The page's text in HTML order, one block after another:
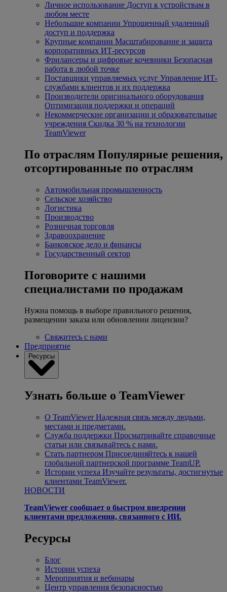
Личное использование Доступ к устройствам в
любом месте
Небольшие компании Упрощенный удаленный
доступ и поддержка
Крупные компании Масштабирование и защита
корпоративных ИТ-ресурсов
Фрилансеры и цифровые кочевники Безопасная
работа в любой точке
Поставщики управляемых услуг Управление ИТ-
службами клиентов и их поддержка
Производители оригинального оборудования
Оптимизация поддержки и операций
Некоммерческие организации и образовательные
учреждения Скидка 30 % на технологии
TeamViewer
По отраслям Популярные решения,
отсортированные по отраслям
Автомобильная промышленность
Сельское хозяйство
Логистика
Производство
Розничная торговля
Здравоохранение
Банковское дело и финансы
Государственный сектор
Поговорите с нашими
специалистами по продажам
Нужна помощь в выборе правильного решения,
размещении заказа или обновлении лицензии?
Свяжитесь с нами
Предприятие
Ресурсы
Узнать больше о TeamViewer
О TeamViewer Надежная связь между людьми,
местами и предметами.
Служба поддержки Просматривайте справочные
статьи или связывайтесь с нами.
Стать партнером Присоединяйтесь к нашей
глобальной партнерской программе TeamUP.
Истории успеха Изучайте результаты, достигнутые
клиентами TeamViewer.
НОВОСТИ
TeamViewer сообщает о быстром внедрении
клиентами предложения, связанного с ИИ.
Ресурсы
Блог
Истории успеха
Мероприятия и вебинары
Центр управления безопасностью